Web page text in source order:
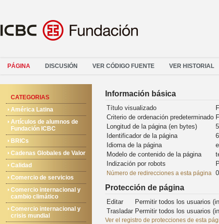
PÁGINA DISCUSIÓN VER CÓDIGO FUENTE VER HISTORIAL
CATEGORIAS
América Latina
Artículos de alumnos de
Fundación ICBC
BRICs
Cadenas Globales de Valor
Calidad
Comercio de servicios
Comercio internacional y
cambio climático
Comercio internacional y
crisis mundial
Información básica
Título visualizado
Criterio de ordenación predeterminado
Longitud de la página (en bytes)
Identificador de la página
Idioma de la página
Modelo de contenido de la página
Indización por robots
Número de redirecciones a esta página 0
Protección de página
Editar
Permitir todos los usuarios
Trasladar Permitir todos los usuarios
Ver el registro de protecciones de esta